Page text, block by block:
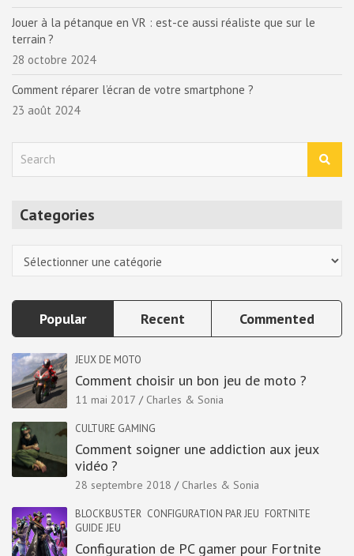
Jouer à la pétanque en VR : est-ce aussi réaliste que sur le
terrain ?
28 octobre 2024
Comment réparer l’écran de votre smartphone ?
23 août 2024
Categories
Popular Recent Commented
JEUX DE MOTO
Comment choisir un bon jeu de moto ?
11 mai 2017 Charles & Sonia
CULTURE GAMING
Comment soigner une addiction aux jeux
vidéo ?
28 septembre 2018 Charles & Sonia
BLOCKBUSTER CONFIGURATION PAR JEU FORTNITE
GUIDE JEU
Configuration de PC gamer pour Fortnite